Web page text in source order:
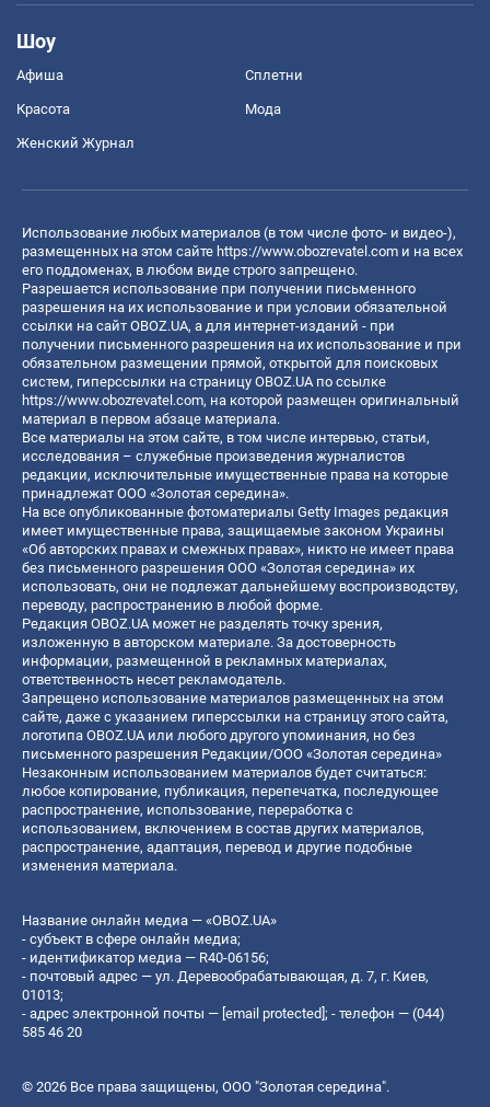
Шоу
Афиша Сплетни
Красота Мода
Женский Журнал
Использование любых материалов (в том числе фото- и видео-),
размещенных на этом сайте https://www.obozrevatel.com и на всех
его поддоменах, в любом виде строго запрещено.
Разрешается использование при получении письменного
разрешения на их использование и при условии обязательной
ссылки на сайт OBOZ.UA, а для интернет-изданий - при
получении письменного разрешения на их использование и при
обязательном размещении прямой, открытой для поисковых
систем, гиперссылки на страницу OBOZ.UA по ссылке
https://www.obozrevatel.com, на которой размещен оригинальный
материал в первом абзаце материала.
Все материалы на этом сайте, в том числе интервью, статьи,
исследования – служебные произведения журналистов
редакции, исключительные имущественные права на которые
принадлежат ООО «Золотая середина».
На все опубликованные фотоматериалы Getty Images редакция
имеет имущественные права, защищаемые законом Украины
«Об авторских правах и смежных правах», никто не имеет права
без письменного разрешения ООО «Золотая середина» их
использовать, они не подлежат дальнейшему воспроизводству,
переводу, распространению в любой форме.
Редакция OBOZ.UA может не разделять точку зрения,
изложенную в авторском материале. За достоверность
информации, размещенной в рекламных материалах,
ответственность несет рекламодатель.
Запрещено использование материалов размещенных на этом
сайте, даже с указанием гиперссылки на страницу этого сайта,
логотипа OBOZ.UA или любого другого упоминания, но без
письменного разрешения Редакции/ООО «Золотая середина»
Незаконным использованием материалов будет считаться:
любое копирование, публикация, перепечатка, последующее
распространение, использование, переработка с
использованием, включением в состав других материалов,
распространение, адаптация, перевод и другие подобные
изменения материала.
Название онлайн медиа — «OBOZ.UA»
- субъект в сфере онлайн медиа;
- идентификатор медиа — R40-06156;
- почтовый адрес — ул. Деревообрабатывающая, д. 7, г. Киев,
01013;
- адрес электронной почты — [email protected] ; - телефон — (044)
585 46 20
© 2026 Все права защищены, ООО "Золотая середина".